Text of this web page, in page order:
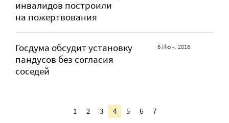
инвалидов построили
на пожертвования
Госдума обсудит установку
пандусов без согласия
соседей
6 Июн. 2016
1 2 3 4 5 6 7